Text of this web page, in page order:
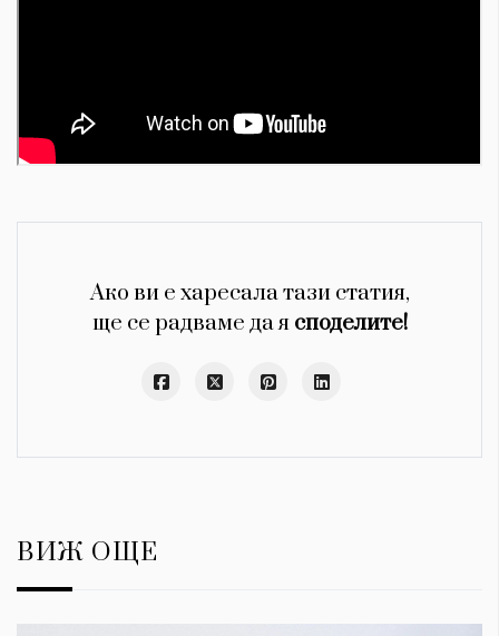
Ако ви е харесала тази статия,
ще се радваме да я споделите!
ВИЖ ОЩЕ